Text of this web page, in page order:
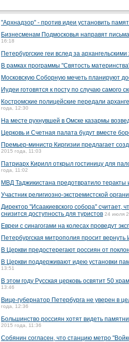
"Архнадзор" - против идеи установить
Бизнесменам Подмосковья направят
16:18
Петербургские геи вслед за
В рамках программы "Святость
Московскую Соборную мечеть планируют
Иудеи готовятся к посту по случаю самого
Костромские полицейские передали
года, 12:30
На месте рухнувшей в Омске казармы
Церковь и Счетная палата будут вместе
Премьер-министр Киргизии предлагает
2015 года, 11:03
Патриарх Кирилл открыл гостиницу для
года, 11:02
МВД Таджикистана предотвратило теракты
Участник религиозно-экстремистской
Директор "Исаакиевского собора" считает,
снизится доступность для туристов 24 июля
Евреи с синагогами на колесах проведут
Петербургская митрополия просит вернуть
В Церкви предостерегают россиян от
В Церкви поддерживают идею установки
13:51
В этом году Русская церковь освятит 50
13:46
Вице-губернатор Петербурга не уверен в
года, 12:36
Большинство россиян хотят видеть
2015 года, 11:36
Собянин согласен, что станцию метро